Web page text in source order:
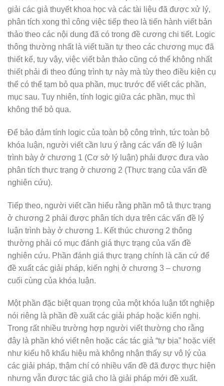
giải các giả thuyết khoa học và các tài liệu đã được xử lý,
phân tích xong thì công việc tiếp theo là tiến hành viết bản
thảo theo các nội dung đã có trong đề cương chi tiết. Logic
thông thường nhất là viết tuần tự theo các chương mục đã
thiết kế, tuy vậy, việc viết bản thảo cũng có thể không nhất
thiết phải đi theo đúng trình tự này mà tùy theo điều kiện cụ
thể có thể tạm bỏ qua phần, mục trước để viết các phần,
mục sau. Tuy nhiên, tính logic giữa các phần, mục thì
không thể bỏ qua.
Để bảo đảm tính logic của toàn bộ công trình, tức toàn bộ
khóa luận, người viết cần lưu ý rằng các vấn đề lý luận
trình bày ở chương 1 (Cơ sở lý luận) phải được đưa vào
phân tích thực trạng ở chương 2 (Thực trạng của vấn đề
nghiên cứu).
Tiếp theo, người viết cần hiểu rằng phần mô tả thực trạng
ở chương 2 phải được phân tích dựa trên các vấn đề lý
luận trình bày ở chương 1. Kết thúc chương 2 thông
thường phải có mục đánh giá thực trạng của vấn đề
nghiên cứu. Phần đánh giá thực trạng chính là căn cứ để
đề xuất các giải pháp, kiến nghị ở chương 3 – chương
cuối cùng của khóa luận.
Một phần đặc biệt quan trọng của một khóa luận tốt nghiệp
nói riêng là phần đề xuất các giải pháp hoặc kiến nghị.
Trong rất nhiều trường hợp người viết thường cho rằng
đây là phần khó viết nên hoặc các tác giả “tự bịa” hoặc viết
như kiểu hô khẩu hiệu mà không nhận thấy sự vô lý của
các giải pháp, thậm chí có nhiều vấn đề đã được thực hiện
nhưng vẫn được tác giả cho là giải pháp mới đề xuất.